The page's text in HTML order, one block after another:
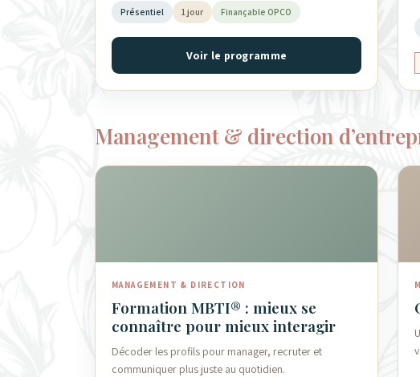
Présentiel 1 jour Finançable OPCO
Voir le programme
Management & direction
MANAGEMENT & DIRECTION
Formation MBTI® : mieux se
connaître pour mieux interagir
Décoder les profils pour manager, recruter et
communiquer plus juste au quotidien.